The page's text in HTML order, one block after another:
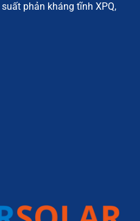
phản kháng tĩnh XPQ,